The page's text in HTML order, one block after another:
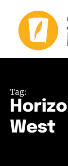
Tag:
West